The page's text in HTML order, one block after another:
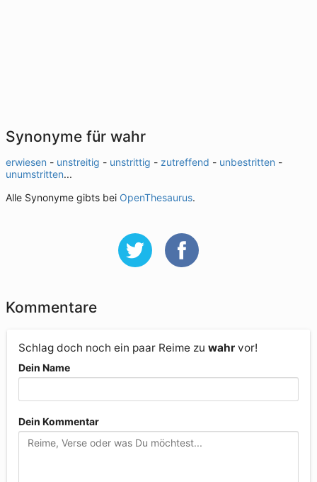
Synonyme für wahr
erwiesen - unstreitig - unstrittig - zutreffend - unbestritten -
unumstritten...
Alle Synonyme gibts bei OpenThesaurus.
Kommentare
Schlag doch noch ein paar Reime zu wahr vor!
Dein Name
Dein Kommentar